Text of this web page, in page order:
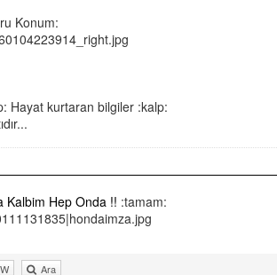
Konum:
Hayat kurtaran bilgiler :kalp:
Kalbim Hep Onda !! :tamam:
Ara